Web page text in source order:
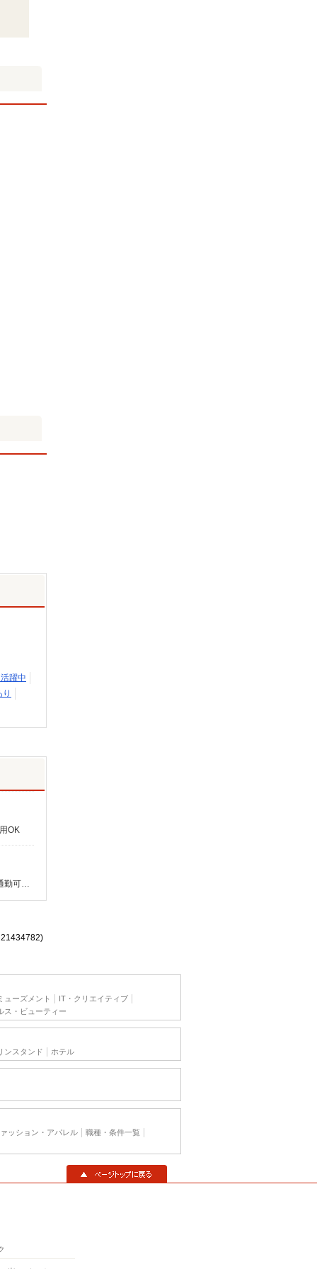
躍中
OK
静岡県周智郡森町／最寄駅：袋井駅、遠江一宮駅 天竜浜名湖鉄道 細谷駅から車15分／大手ショッピングモール近く ≪車通勤可≫ 無料パーキングあり
ューズメント
IT・クリエイティブ
ス・ビューティー
ンスタンド ホテル
ッション・アパレル
職種・条件一覧